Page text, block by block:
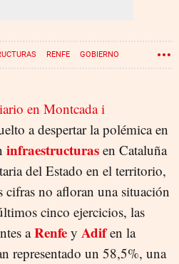
RENFE GOBIERNO
en Montcada i
a despertar la polémica en
infraestructuras en Cataluña
del Estado en el territorio,
cifras no afloran una situación
cinco ejercicios, las
aRenfe y Adifen la
representado un 58,5%, una